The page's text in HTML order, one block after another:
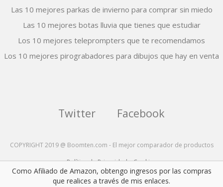
Las 10 mejores parkas de invierno para comprar sin miedo
Las 10 mejores botas lluvia que tienes que estudiar
Los 10 mejores teleprompters que te recomendamos
Los 10 mejores pirograbadores para dibujos que hay en venta
Twitter Facebook
COPYRIGHT 2019 @ Boomten.com - El mejor comparador de productos
Política de Privacidad y Cookies
Como Afiliado de Amazon, obtengo ingresos por las compras
que realices a través de mis enlaces.